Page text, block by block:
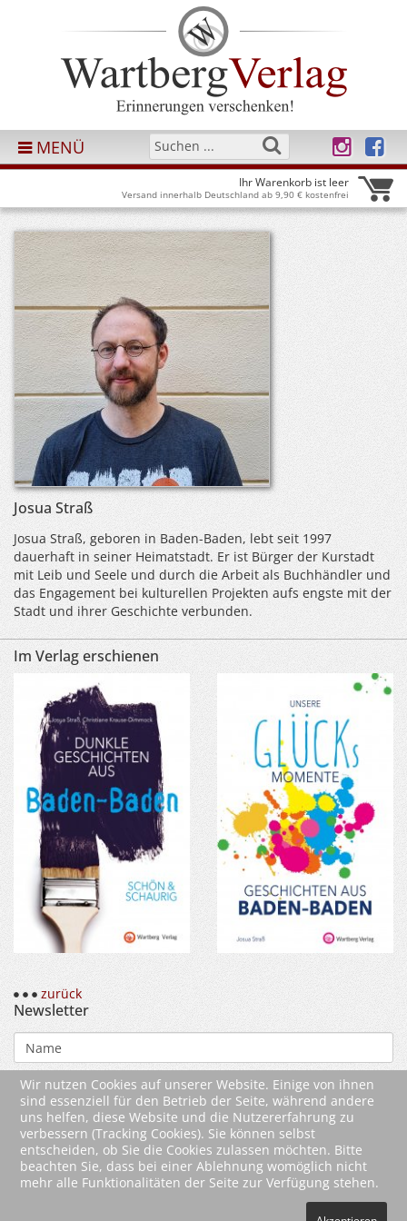
MENÜ
Ihr Warenkorb ist leer
Versand innerhalb Deutschland ab 9,90 € kostenfrei
Josua Straß
Josua Straß, geboren in Baden-Baden, lebt seit 1997
dauerhaft in seiner Heimatstadt. Er ist Bürger der Kurstadt
mit Leib und Seele und durch die Arbeit als Buchhändler und
das Engagement bei kulturellen Projekten aufs engste mit der
Stadt und ihrer Geschichte verbunden.
Im Verlag erschienen
zurück
Newsletter
Wir nutzen Cookies auf unserer Website. Einige von ihnen
sind essenziell für den Betrieb der Seite, während andere
uns helfen, diese Website und die Nutzererfahrung zu
verbessern (Tracking Cookies). Sie können selbst
entscheiden, ob Sie die Cookies zulassen möchten. Bitte
beachten Sie, dass bei einer Ablehnung womöglich nicht
mehr alle Funktionalitäten der Seite zur Verfügung stehen.